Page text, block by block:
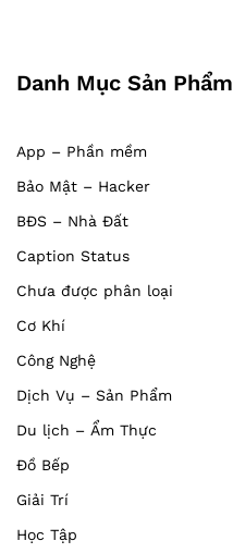
Danh Mục Sản Phẩm
App – Phần mềm
Bảo Mật – Hacker
BĐS – Nhà Đất
Caption Status
Chưa được phân loại
Cơ Khí
Công Nghệ
Dịch Vụ – Sản Phẩm
Du lịch – Ẩm Thực
Đồ Bếp
Giải Trí
Học Tập